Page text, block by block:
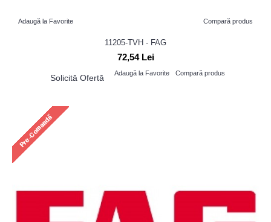
Adaugă la Favorite Compară produs
11205-TVH - FAG
72,54 Lei
Solicită Ofertă Adaugă la Favorite Compară produs